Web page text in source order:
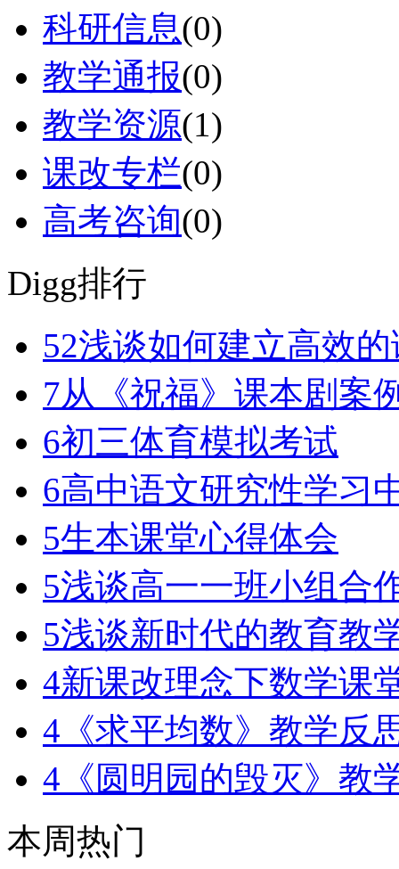
科研信息(0)
教学通报(0)
教学资源(1)
课改专栏(0)
高考咨询(0)
Digg排行
52浅谈如何建立高效
7从《祝福》课本剧案
6初三体育模拟考试
6高中语文研究性学习
5生本课堂心得体会
5浅谈高一一班小组合
5浅谈新时代的教育教
4新课改理念下数学课
4 《求平均数》教学反
4 《圆明园的毁灭》教
本周热门